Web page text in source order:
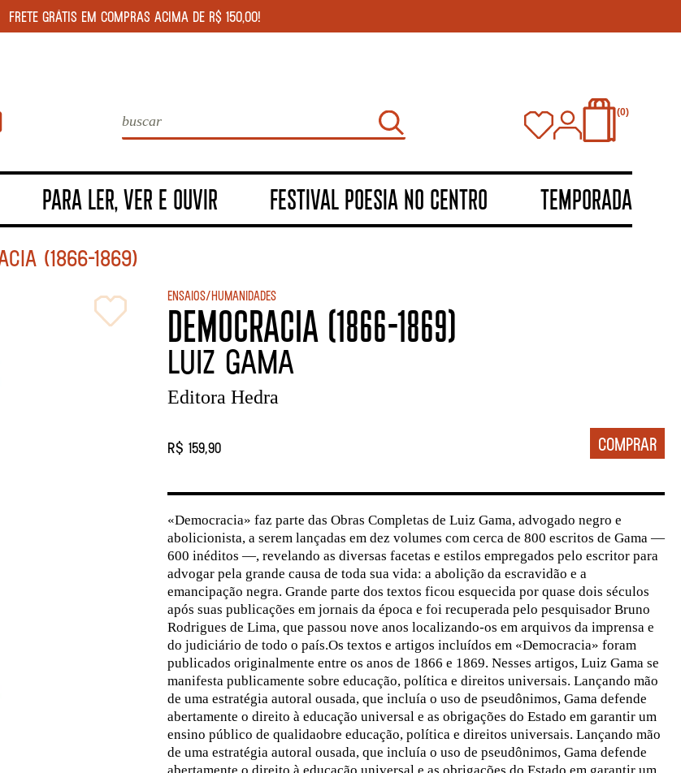
FRETE GRÁTIS EM COMPRAS ACIMA DE R$ 150,00!
0
PARA LER, VER E OUVIR FESTIVAL POESIA NO CENTRO TEMPORADA
(1866–1869)
Ensaios/Humanidades
DEMOCRACIA (1866–1869)
Luiz Gama
Editora Hedra
R$ 159,90
«Democracia» faz parte das Obras Completas de Luiz Gama, advogado negro e
abolicionista, a serem lançadas em dez volumes com cerca de 800 escritos de Gama —
600 inéditos —, revelando as diversas facetas e estilos empregados pelo escritor para
advogar pela grande causa de toda sua vida: a abolição da escravidão e a
emancipação negra. Grande parte dos textos ficou esquecida por quase dois séculos
após suas publicações em jornais da época e foi recuperada pelo pesquisador Bruno
Rodrigues de Lima, que passou nove anos localizando-os em arquivos da imprensa e
do judiciário de todo o país.Os textos e artigos incluídos em «Democracia» foram
publicados originalmente entre os anos de 1866 e 1869. Nesses artigos, Luiz Gama se
manifesta publicamente sobre educação, política e direitos universais. Lançando mão
de uma estratégia autoral ousada, que incluía o uso de pseudônimos, Gama defende
abertamente o direito à educação universal e as obrigações do Estado em garantir um
ensino público de qualidaobre educação, política e direitos universais. Lançando mão
de uma estratégia autoral ousada, que incluía o uso de pseudônimos, Gama defende